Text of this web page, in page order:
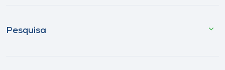
Pesquisa